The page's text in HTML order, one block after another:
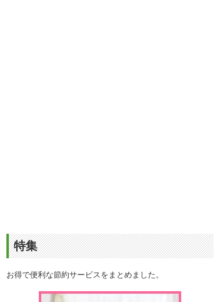
特集
お得で便利な節約サービスをまとめました。